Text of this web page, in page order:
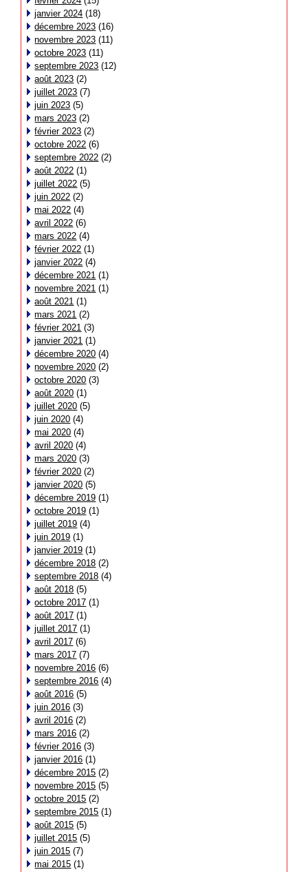
janvier 2024 (18)
décembre 2023 (16)
novembre 2023 (11)
octobre 2023 (11)
septembre 2023 (12)
août 2023 (2)
juillet 2023 (7)
juin 2023 (5)
mars 2023 (2)
février 2023 (2)
octobre 2022 (6)
septembre 2022 (2)
août 2022 (1)
juillet 2022 (5)
juin 2022 (2)
mai 2022 (4)
avril 2022 (6)
mars 2022 (4)
février 2022 (1)
janvier 2022 (4)
décembre 2021 (1)
novembre 2021 (1)
août 2021 (1)
mars 2021 (2)
février 2021 (3)
janvier 2021 (1)
décembre 2020 (4)
novembre 2020 (2)
octobre 2020 (3)
août 2020 (1)
juillet 2020 (5)
juin 2020 (4)
mai 2020 (4)
avril 2020 (4)
mars 2020 (3)
février 2020 (2)
janvier 2020 (5)
décembre 2019 (1)
octobre 2019 (1)
juillet 2019 (4)
juin 2019 (1)
janvier 2019 (1)
décembre 2018 (2)
septembre 2018 (4)
août 2018 (5)
octobre 2017 (1)
août 2017 (1)
juillet 2017 (1)
avril 2017 (6)
mars 2017 (7)
novembre 2016 (6)
septembre 2016 (4)
août 2016 (5)
juin 2016 (3)
avril 2016 (2)
mars 2016 (2)
février 2016 (3)
janvier 2016 (1)
décembre 2015 (2)
novembre 2015 (5)
octobre 2015 (2)
septembre 2015 (1)
août 2015 (5)
juillet 2015 (5)
juin 2015 (7)
mai 2015 (1)